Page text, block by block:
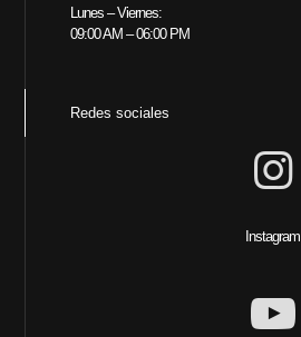
Lunes – Viernes:
09:00 AM – 06:00 PM
Redes sociales
Instagram